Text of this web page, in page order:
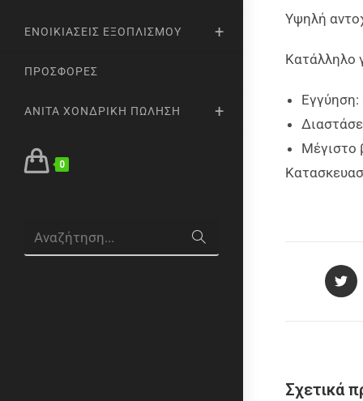
ΕΝΟΙΚΙΆΣΕΙΣ ΕΞΟΠΛΙΣΜΟΎ
ΠΡΟΣΦΟΡΈΣ
ANITA ΧΟΝΔΡΙΚΉ ΠΏΛΗΣΗ
0
Αναζήτηση...
Υψηλή
Κατάλληλο
Εγγύηση:
Μέγιστο
Σχετικά